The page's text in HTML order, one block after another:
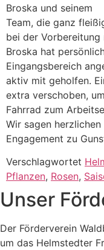
Broska und seinem
Team, die ganz
bei der Vorbereitung
Broska hat
Eingangsbereich
aktiv mit geholfen.
extra verschoben,
Fahrrad zum
Wir sagen
Engagement zu
Verschlagwortet
Pflanzen, Rosen,
Unser
Der Förderverein
um das Helmstedter